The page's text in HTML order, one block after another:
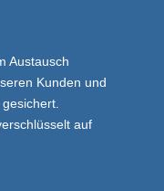
Austausch
Kunden und
auf